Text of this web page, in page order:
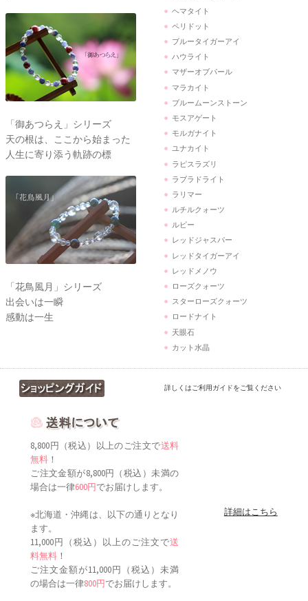
「御あつらえ」シリーズ
天の根は、ここから始まった
人生に寄り添う軌跡の標
「花鳥風月」シリーズ
出会いは一瞬
感動は一生
ヘマタイト
ペリドット
ブルータイガーアイ
ハウライト
マザーオブパール
マラカイト
ブルームーンストーン
モスアゲート
モルガナイト
ユナカイト
ラピスラズリ
ラブラドライト
ラリマー
ルチルクォーツ
ルビー
レッドジャスパー
レッドタイガーアイ
レッドメノウ
ローズクォーツ
スターローズクォーツ
ロードナイト
天眼石
カット水晶
詳しくはご利用ガイドをご覧ください
8,800円（税込）以上のご注文で送料
無料 ！
ご注文金額が8,800円（税込）未満の
場合は一律600円でお届けします。
※北海道・沖縄は、以下の通りとなり
ます。
11,000円（税込）以上のご注文で送
料無料 ！
ご注文金額が11,000円（税込）未満
の場合は一律800円でお届けします。
詳細はこちら